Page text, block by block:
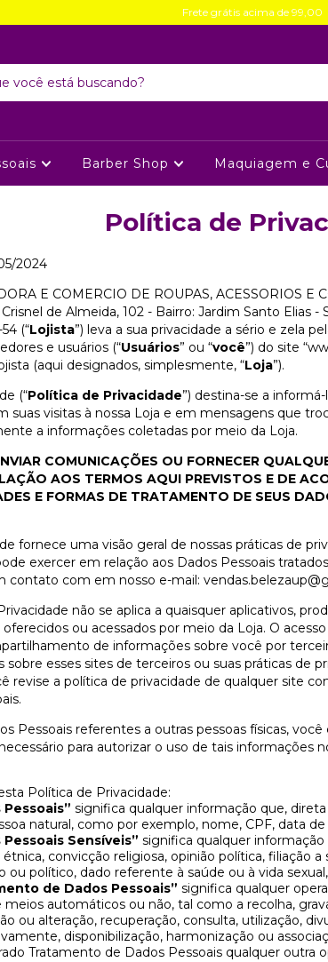
Frete grátis acima de 99,00
Barber Shop Maquiagem e
Política de
2024
E COMERCIO DE ROUPAS, ACESSORIOS E
de Almeida, 102 - Bairro: Jardim Santo Elias -
(“Lojista”) leva a sua privacidade a sério e zela
e usuários (“Usuários” ou “você”) do site
(aqui designados, simplesmente, “Loja”).
(“Política de Privacidade”) destina-se a
suas visitas à nossa Loja e em mensagens que
a informações coletadas por meio da Loja.
COMUNICAÇÕES OU FORNECER
AOS TERMOS AQUI PREVISTOS E DE
E FORMAS DE TRATAMENTO DE SEUS
fornece uma visão geral de nossas práticas de
exercer em relação aos Dados Pessoais
contato com em nosso e-mail:
não se aplica a quaisquer aplicativos,
ou acessados por meio da Loja. O
de informações sobre você por
sobre esses sites de terceiros ou suas práticas de
revise a política de privacidade de qualquer site
Pessoais referentes a outras pessoas físicas,
para autorizar o uso de tais informações
Política de Privacidade:
Pessoais” significa qualquer informação que,
natural, como por exemplo, nome, CPF, data
Pessoais Sensíveis” significa qualquer
étnica, convicção religiosa, opinião política, filiação
ou político, dado referente à saúde ou à vida
de Dados Pessoais” significa qualquer
meios automáticos ou não, tal como a recolha,
ou alteração, recuperação, consulta, utilização,
disponibilização, harmonização ou
Tratamento de Dados Pessoais qualquer outra